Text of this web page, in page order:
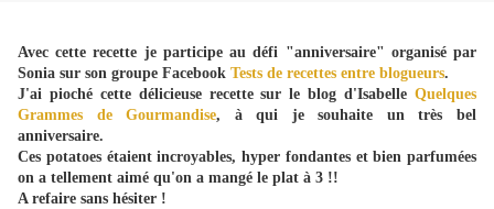
Avec cette recette je participe au défi "anniversaire" organisé par
Sonia sur son groupe Facebook Tests de recettes entre blogueurs.
J'ai pioché cette délicieuse recette sur le blog d'Isabelle Quelques
Grammes de Gourmandise, à qui je souhaite un très bel
anniversaire.
Ces potatoes étaient incroyables, hyper fondantes et bien parfumées
on a tellement aimé qu'on a mangé le plat à 3 !!
A refaire sans hésiter !